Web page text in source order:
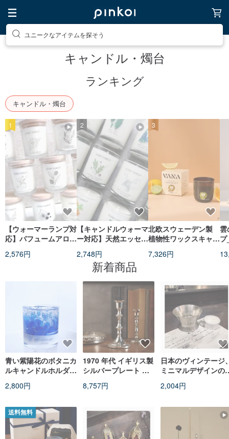
ユニークなアイテムを探そう
キャンドル・燭台
ランキング
キャンドル・燭台
【ウォーマーランプ対
応】パフュームアロマ
全 29 種
2,576円
1
【キャンドルウォーマ
ー対応】天然エッセン
アロマキャンドル
80g - 全 11 種
2,748円
2
北欧スウェーデン製
植物性ワックスキャン
ライト
7,326円
3
新着商品
青い紫陽花のボタニカ
ルキャンドルホルダー
LEDキャンドル対応・
2,800円
送料無料
1970 年代 イギリス製
シルバープレート ア
ホルダー
8,757円
日本のヴィンテージ
ミニマルデザインの
ー、小物入れ #コレ
ャンドル 1 個付属
2,004円